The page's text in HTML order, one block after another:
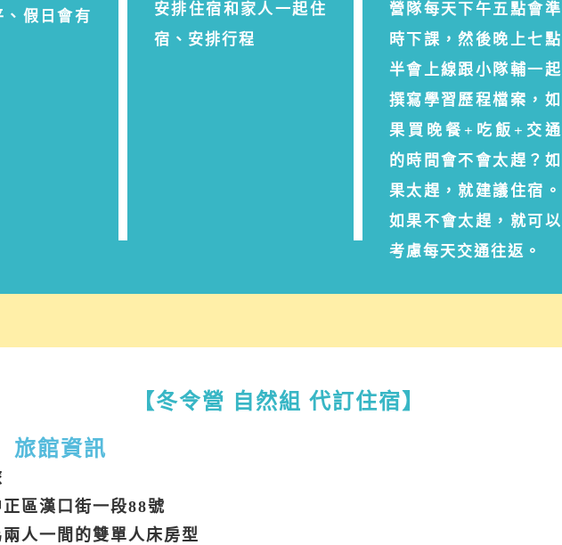
假日會有
安排住宿和家人一起住
宿、安排行程
營隊每天下午五點會準
時下課，然後晚上七點
半會上線跟小隊輔一起
撰寫學習歷程檔案，如
果買晚餐+吃飯+交通
的時間會不會太趕？如
果太趕，就建議住宿。
如果不會太趕，就可以
考慮每天交通往返。
【冬令營 自然組 代訂住宿】
旅館資訊
區漢口街一段88號
人一間的雙單人床房型